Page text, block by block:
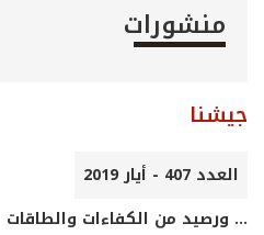
منشورات
جيشنا
العدد 407 - أيار 2019
... ورصيد من الكفاءات والطاقات